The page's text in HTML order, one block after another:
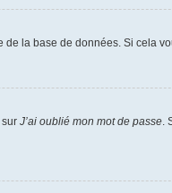
de la base de données. Si cela
J’ai oublié mon mot de passe.